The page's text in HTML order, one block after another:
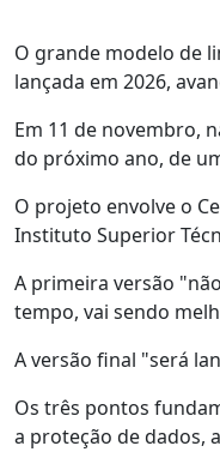
O grande modelo de
lançada em 2026,
Em 11 de novembro,
do próximo ano, de
O projeto envolve o
Instituto Superior
A primeira versão
tempo, vai sendo
A versão final "será
Os três pontos
a proteção de dados,